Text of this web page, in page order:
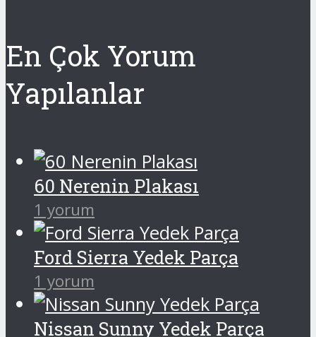
En Çok Yorum
Yapılanlar
60 Nerenin Plakası
1 yorum
Ford Sierra Yedek Parça
1 yorum
Nissan Sunny Yedek Parça